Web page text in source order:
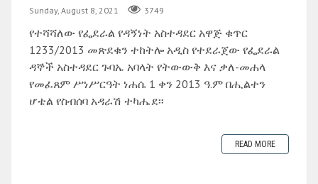
Sunday, August 8, 2021 3749
የተሻሻለው የፌደራል የዳኝነት አስተዳደር አዋጅ ቁጥር
1233/2013 መጽደቁን ተከትሎ አዲስ የተደራጀው የፌደራል
ዳኞች አስተዳደር ጉባኤ አባላት የትውውቅ እና ቃለ-መሐላ
የመፈጸም ሥነሥርዓት ነሐሴ 1 ቀን 2013 ዓ.ም በሒልተን
ሆቴል የስብሰባ አዳራሽ ተካሔደ፡፡
READ MORE